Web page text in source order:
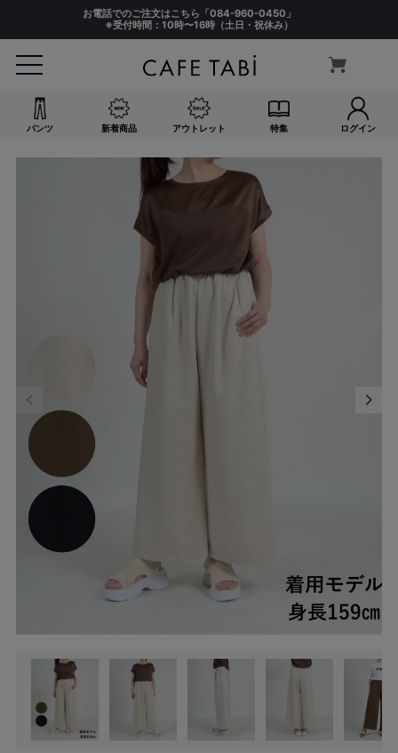
お電話でのご注文はこちら「084-960-0450 」
※受付時間：10時〜16時（土日・祝休み）
パンツ 新着商品 アウトレット 特集 ログイン